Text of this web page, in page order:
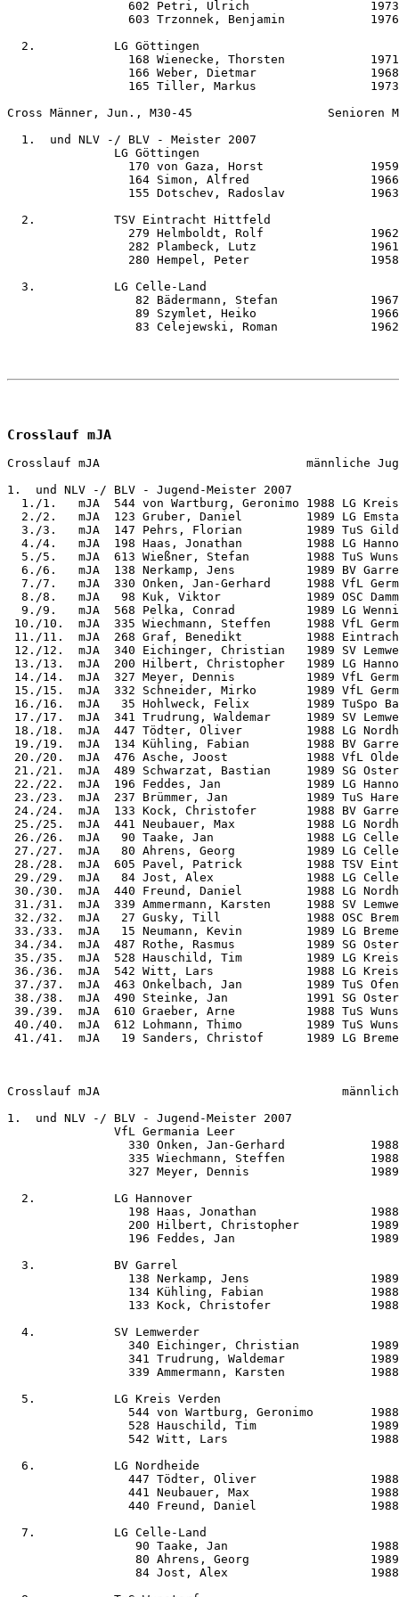
602 Petri, Ulrich
603 Trzonnek, Benjamin
2.           LG Göttingen
168 Wienecke, Thorsten
166 Weber, Dietmar
165 Tiller, Markus
Cross Männer, Jun., M30-45                   Senioren
  1.  und NLV -/ BLV - Meister 2007
LG Göttingen
170 von Gaza, Horst
164 Simon, Alfred
155 Dotschev, Radoslav
2.           TSV Eintracht Hittfeld
279 Helmboldt, Rolf
282 Plambeck, Lutz
280 Hempel, Peter
3.           LG Celle-Land
82 Bädermann, Stefan
89 Szymlet, Heiko
83 Celejewski, Roman
Crosslauf mJA
Crosslauf mJA    			  männliche Jugend A
1.  und NLV -/ BLV - Jugend-Meister 2007
1./1.   mJA  544 von Wartburg, Geronimo 1988 LG
2./2.   mJA  123 Gruber, Daniel         1989 LG
3./3.   mJA  147 Pehrs, Florian         1989 TuS
4./4.   mJA  198 Haas, Jonathan         1988 LG
5./5.   mJA  613 Wießner, Stefan        1988 TuS
6./6.   mJA  138 Nerkamp, Jens          1989 BV
7./7.   mJA  330 Onken, Jan-Gerhard     1988 VfL
8./8.   mJA   98 Kuk, Viktor            1989 OSC
9./9.   mJA  568 Pelka, Conrad          1989 LG
10./10.  mJA  335 Wiechmann, Steffen     1988 VfL
11./11.  mJA  268 Graf, Benedikt         1988
12./12.  mJA  340 Eichinger, Christian   1989 SV
13./13.  mJA  200 Hilbert, Christopher   1989 LG
14./14.  mJA  327 Meyer, Dennis          1989 VfL
15./15.  mJA  332 Schneider, Mirko       1989 VfL
16./16.  mJA   35 Hohlweck, Felix        1989 TuSpo
17./17.  mJA  341 Trudrung, Waldemar     1989 SV
18./18.  mJA  447 Tödter, Oliver         1988 LG
19./19.  mJA  134 Kühling, Fabian        1988 BV
20./20.  mJA  476 Asche, Joost           1988 VfL
21./21.  mJA  489 Schwarzat, Bastian     1989 SG
22./22.  mJA  196 Feddes, Jan            1989 LG
23./23.  mJA  237 Brümmer, Jan           1989 TuS
24./24.  mJA  133 Kock, Christofer       1988 BV
25./25.  mJA  441 Neubauer, Max          1988 LG
26./26.  mJA   90 Taake, Jan             1988 LG
27./27.  mJA   80 Ahrens, Georg          1989 LG
28./28.  mJA  605 Pavel, Patrick         1988 TSV
29./29.  mJA   84 Jost, Alex             1988 LG
30./30.  mJA  440 Freund, Daniel         1988 LG
31./31.  mJA  339 Ammermann, Karsten     1988 SV
32./32.  mJA   27 Gusky, Till            1988 OSC
33./33.  mJA   15 Neumann, Kevin         1989 LG
34./34.  mJA  487 Rothe, Rasmus          1989 SG
35./35.  mJA  528 Hauschild, Tim         1989 LG
36./36.  mJA  542 Witt, Lars             1988 LG
37./37.  mJA  463 Onkelbach, Jan         1989
38./38.  mJA  490 Steinke, Jan           1991 SG
39./39.  mJA  610 Graeber, Arne          1988 TuS
40./40.  mJA  612 Lohmann, Thimo         1989 TuS
41./41.  mJA   19 Sanders, Christof      1989 LG
Crosslauf mJA                                  männliche
1.  und NLV -/ BLV - Jugend-Meister 2007
VfL Germania Leer
330 Onken, Jan-Gerhard
335 Wiechmann, Steffen
327 Meyer, Dennis
2.           LG Hannover
198 Haas, Jonathan
200 Hilbert, Christopher
196 Feddes, Jan
3.           BV Garrel
138 Nerkamp, Jens
134 Kühling, Fabian
133 Kock, Christofer
4.           SV Lemwerder
340 Eichinger, Christian
341 Trudrung, Waldemar
339 Ammermann, Karsten
5.           LG Kreis Verden
544 von Wartburg, Geronimo
528 Hauschild, Tim
542 Witt, Lars
6.           LG Nordheide
447 Tödter, Oliver
441 Neubauer, Max
440 Freund, Daniel
7.           LG Celle-Land
90 Taake, Jan
80 Ahrens, Georg
84 Jost, Alex